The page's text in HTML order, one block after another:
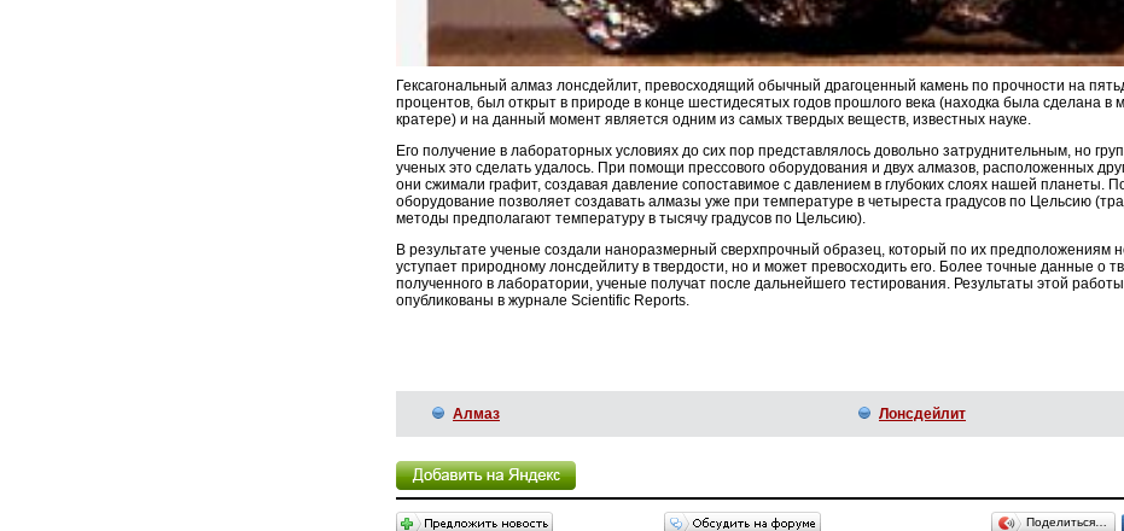
Гексагональный алмаз лонсдейлит, превосходящий обычный драгоценный камень по прочности на
процентов, был открыт в природе в конце шестидесятых годов прошлого века (находка была сделана в
кратере) и на данный момент является одним из самых твердых веществ, известных науке.
Его получение в лабораторных условиях до сих пор представлялось довольно затруднительным, но
ученых это сделать удалось. При помощи прессового оборудования и двух алмазов, расположенных
они сжимали графит, создавая давление сопоставимое с давлением в глубоких слоях нашей планеты.
оборудование позволяет создавать алмазы уже при температуре в четыреста градусов по Цельсию
методы предполагают температуру в тысячу градусов по Цельсию).
В результате ученые создали наноразмерный сверхпрочный образец, который по их предположениям
уступает природному лонсдейлиту в твердости, но и может превосходить его. Более точные данные о
полученного в лаборатории, ученые получат после дальнейшего тестирования. Результаты этой
опубликованы в журнале Scientific Reports.
Алмаз Лонсдейлит
Поделиться…